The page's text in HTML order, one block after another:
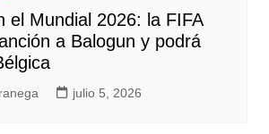
el Mundial 2026: la FIFA
a Balogun y podrá
julio 5, 2026